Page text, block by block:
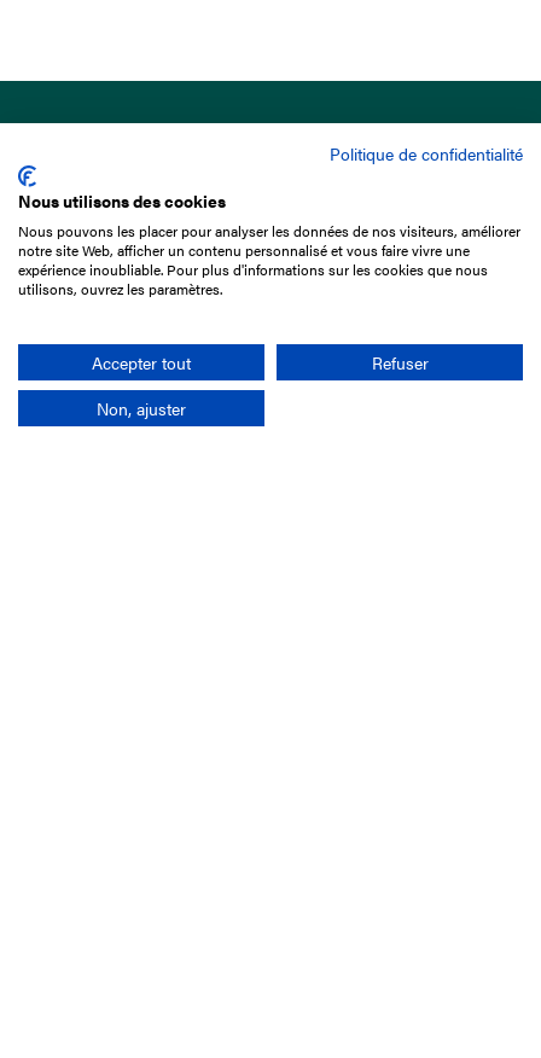
15 Boulevard de Douaumont
75017 Paris
01 49 10 20 29
Rechercher
Politique de confidentialité
Nous utilisons des cookies
Nous pouvons les placer pour analyser les données de nos visiteurs, améliorer
notre site Web, afficher un contenu personnalisé et vous faire vivre une
expérience inoubliable. Pour plus d'informations sur les cookies que nous
utilisons, ouvrez les paramètres.
Accepter tout
Refuser
Non, ajuster